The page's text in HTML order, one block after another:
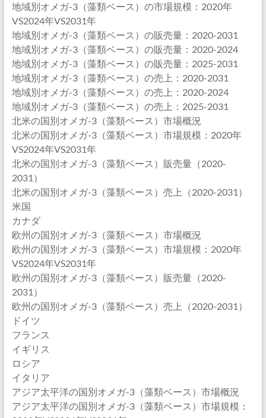
地域別オメガ-3（藻類ベース）の市場規模：2020年
VS2024年VS2031年
地域別オメガ-3（藻類ベース）の販売量：2020-2031
地域別オメガ-3（藻類ベース）の販売量：2020-2024
地域別オメガ-3（藻類ベース）の販売量：2025-2031
地域別オメガ-3（藻類ベース）の売上：2020-2031
地域別オメガ-3（藻類ベース）の売上：2020-2024
地域別オメガ-3（藻類ベース）の売上：2025-2031
北米の国別オメガ-3（藻類ベース）市場概況
北米の国別オメガ-3（藻類ベース）市場規模：2020年
VS2024年VS2031年
北米の国別オメガ-3（藻類ベース）販売量（2020-
2031）
北米の国別オメガ-3（藻類ベース）売上（2020-2031）
米国
カナダ
欧州の国別オメガ-3（藻類ベース）市場概況
欧州の国別オメガ-3（藻類ベース）市場規模：2020年
VS2024年VS2031年
欧州の国別オメガ-3（藻類ベース）販売量（2020-
2031）
欧州の国別オメガ-3（藻類ベース）売上（2020-2031）
ドイツ
フランス
イギリス
ロシア
イタリア
アジア太平洋の国別オメガ-3（藻類ベース）市場概況
アジア太平洋の国別オメガ-3（藻類ベース）市場規模：